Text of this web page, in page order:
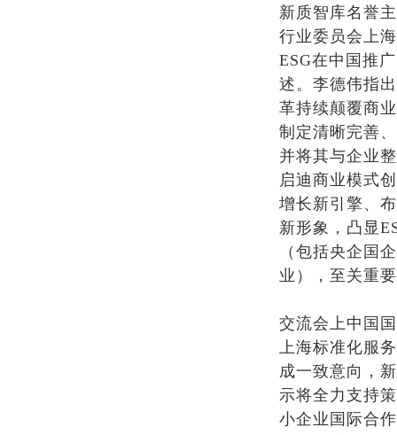
新质智库名誉
行业委员会上
ESG在中国推
述。李德伟指
革持续颠覆商
制定清晰完善
并将其与企业
启迪商业模式
增长新引擎、
新形象，凸显
（包括央企国
业），至关重
交流会上中国
上海标准化服
成一致意向，
示将全力支持
小企业国际合